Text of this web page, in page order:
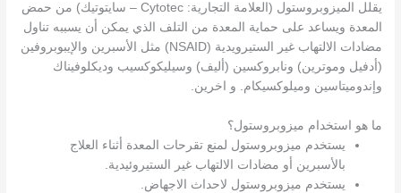
يقلل الميزوبروستول (العلامة التجارية: Cytotec – سايتوتيك) من حمض
المعدة ويساعد على حماية المعدة من التلف الذي يمكن أن يسببه تناول
مضادات الالتهاب غير الستيرويدية (NSAID) مثل الأسبرين والإيبوبروفين
(أدفيل وموترين) ونابروكسين (أليف) وسيليكوكسيب وديكلوفيناك
وإندوميتاسين وميلوكسيكام. و اخرين.
ما هو استخدام ميزوبروستول؟
يستخدم ميزوبروستول لمنع تقرحات المعدة أثناء العلاج
بالأسبرين أو مضادات الالتهاب غير الستيروئيدية.
يستخدم ميزوبروستول لاحداث الاجهاض.